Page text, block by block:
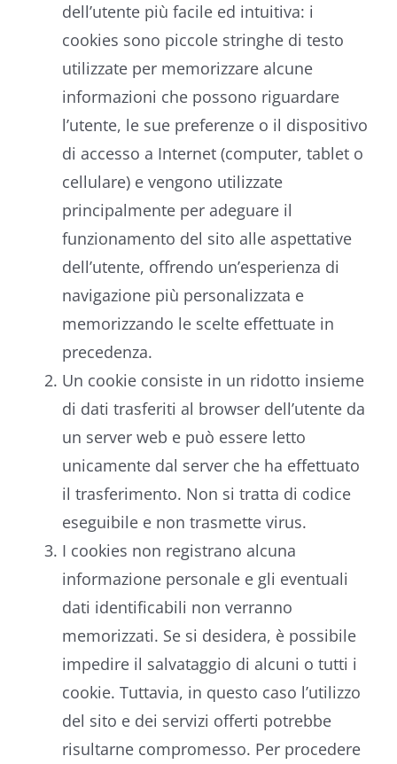
dell’utente più facile ed intuitiva: i
cookies sono piccole stringhe di testo
utilizzate per memorizzare alcune
informazioni che possono riguardare
l’utente, le sue preferenze o il dispositivo
di accesso a Internet (computer, tablet o
cellulare) e vengono utilizzate
principalmente per adeguare il
funzionamento del sito alle aspettative
dell’utente, offrendo un’esperienza di
navigazione più personalizzata e
memorizzando le scelte effettuate in
precedenza.
Un cookie consiste in un ridotto insieme
di dati trasferiti al browser dell’utente da
un server web e può essere letto
unicamente dal server che ha effettuato
il trasferimento. Non si tratta di codice
eseguibile e non trasmette virus.
I cookies non registrano alcuna
informazione personale e gli eventuali
dati identificabili non verranno
memorizzati. Se si desidera, è possibile
impedire il salvataggio di alcuni o tutti i
cookie. Tuttavia, in questo caso l’utilizzo
del sito e dei servizi offerti potrebbe
risultarne compromesso. Per procedere